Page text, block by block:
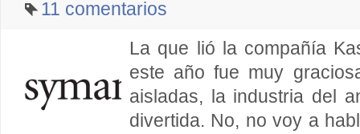
11 comentarios
La que lió la compañía
este año fue muy
aisladas, la industria del
divertida. No, no voy a